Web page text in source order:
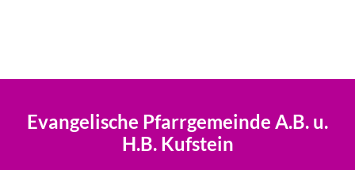
Evangelische Pfarrgemeinde A.B. u.
H.B. Kufstein